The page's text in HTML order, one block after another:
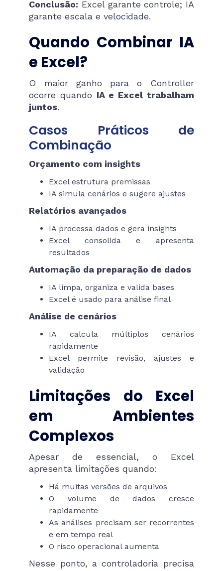
Conclusão: Excel garante controle; IA
garante escala e velocidade.
Quando Combinar IA
e Excel?
O maior ganho para o Controller
ocorre quando IA e Excel trabalham
juntos.
Casos Práticos de
Combinação
Orçamento com insights
Excel estrutura premissas
IA simula cenários e sugere ajustes
Relatórios avançados
IA processa dados e gera insights
Excel consolida e apresenta
resultados
Automação da preparação de dados
IA limpa, organiza e valida bases
Excel é usado para análise final
Análise de cenários
IA calcula múltiplos cenários
rapidamente
Excel permite revisão, ajustes e
validação
Limitações do Excel
em Ambientes
Complexos
Apesar de essencial, o Excel
apresenta limitações quando:
Há muitas versões de arquivos
O volume de dados cresce
rapidamente
As análises precisam ser recorrentes
e em tempo real
O risco operacional aumenta
Nesse ponto, a controladoria precisa